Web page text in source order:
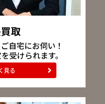
取
自宅にお伺い！
受けられます。
見る